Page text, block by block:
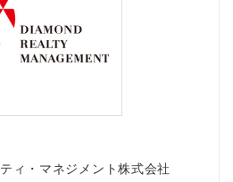
ィ・マネジメント株式会社